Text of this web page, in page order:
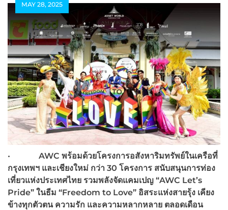
MAY 28, 2025
• AWC พร้อมด้วยโครงการอสังหาริมทรัพย์ในเครือที่
กรุงเทพฯ และเชียงใหม่ กว่า 30 โครงการ สนับสนุนการท่อง
เที่ยวแห่งประเทศไทย รวมพลังจัดแคมเปญ “AWC Let’s
Pride” ในธีม “Freedom to Love” อิสระแห่งสายรุ้ง เคียง
ข้างทุกตัวตน ความรัก และความหลากหลาย ตลอดเดือน